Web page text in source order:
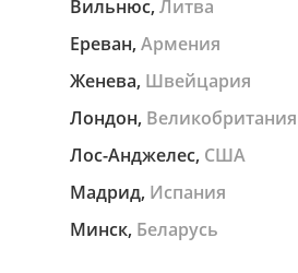
Вильнюс, Литва
Ереван, Армения
Женева, Швейцария
Лондон, Великобритания
Лос-Анджелес, США
Мадрид, Испания
Минск, Беларусь